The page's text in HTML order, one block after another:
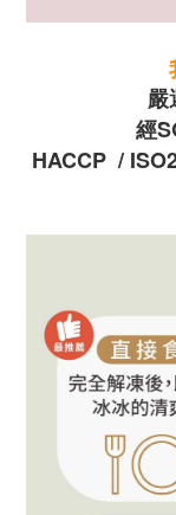
嚴
經
HACCP /